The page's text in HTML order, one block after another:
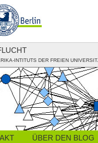
INTITUTS DER FREIEN
ÜBER DEN BLOG